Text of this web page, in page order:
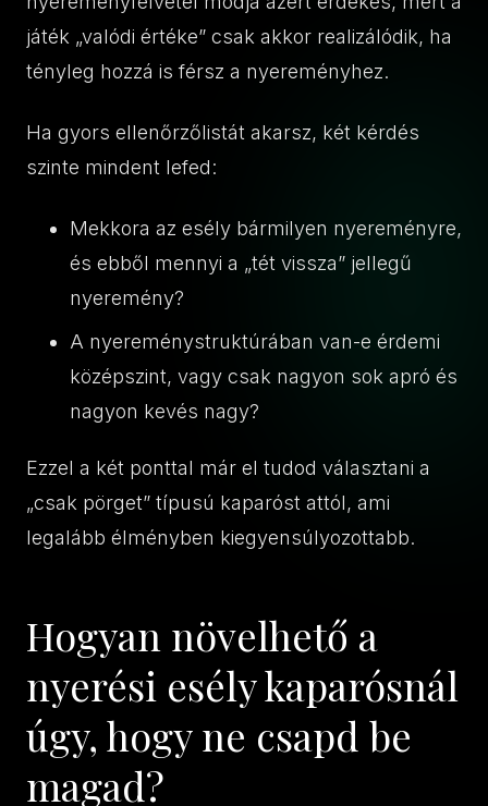
játék „valódi értéke” csak akkor realizálódik, ha
tényleg hozzá is férsz a nyereményhez.
Ha gyors ellenőrzőlistát akarsz, két kérdés
szinte mindent lefed:
Mekkora az esély bármilyen nyereményre,
és ebből mennyi a „tét vissza” jellegű
nyeremény?
A nyereménystruktúrában van-e érdemi
középszint, vagy csak nagyon sok apró és
nagyon kevés nagy?
Ezzel a két ponttal már el tudod választani a
„csak pörget” típusú kaparóst attól, ami
legalább élményben kiegyensúlyozottabb.
Hogyan növelhető a
nyerési esély kaparósnál
úgy, hogy ne csapd be
magad?